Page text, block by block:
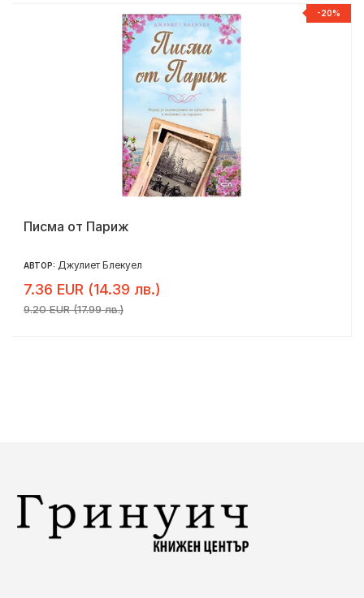
-20%
Писма от Париж
АВТОР: Джулиет Блекуел
7.36 EUR (14.39 лв.)
9.20 EUR (17.99 лв.)